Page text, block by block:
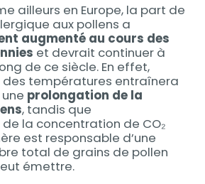
ailleurs en Europe, la part de
aux pollens a
augmenté au cours des
et devrait continuer à
de ce siècle. En effet,
des températures entraînera
prolongation de la
, tandis que
la concentration de CO₂
est responsable d’une
total de grains de pollen
émettre.